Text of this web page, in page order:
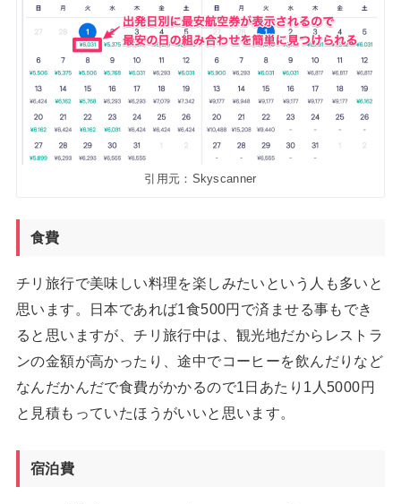
引用元：Skyscanner
食費
チリ旅行で美味しい料理を楽しみたいという人も多いと
思います。日本であれば1食500円で済ませる事もでき
ると思いますが、チリ旅行中は、観光地だからレストラ
ンの金額が高かったり、途中でコーヒーを飲んだりなど
なんだかんだで食費がかかるので1日あたり1人5000円
と見積もっていたほうがいいと思います。
宿泊費